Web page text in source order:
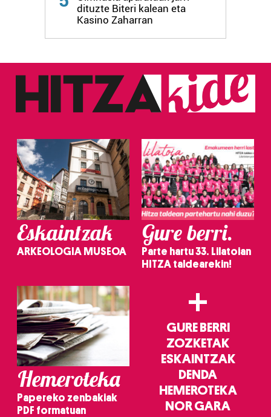
dituzte Biteri kalean eta
Kasino Zaharran
Eskaintzak
ARKEOLOGIA MUSEOA
Gure berri.
Parte hartu 33. Lilatoian
HITZA taldearekin!
Hemeroteka
Papereko zenbakiak
PDF formatuan
+
GURE BERRI
ZOZKETAK
ESKAINTZAK
DENDA
HEMEROTEKA
NOR GARA